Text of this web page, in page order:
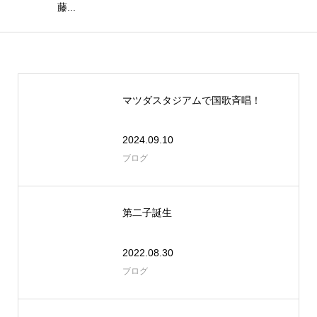
藤...
マツダスタジアムで国歌斉唱！
2024.09.10
ブログ
第二子誕生
2022.08.30
ブログ